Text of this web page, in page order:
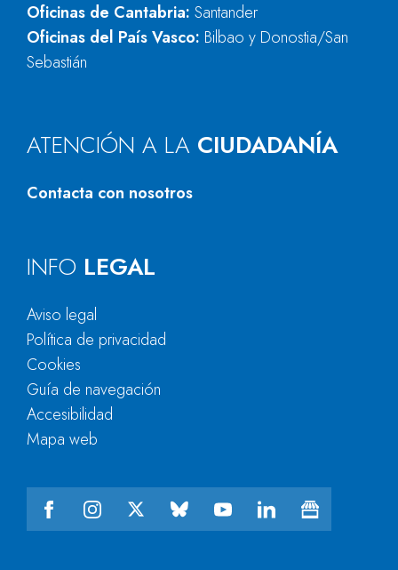
Oficinas de Cantabria: Santander
Oficinas del País Vasco: Bilbao y Donostia/San
Sebastián
ATENCIÓN A LA CIUDADANÍA
Contacta con nosotros
INFO LEGAL
Aviso legal
Política de privacidad
Cookies
Guía de navegación
Accesibilidad
Mapa web